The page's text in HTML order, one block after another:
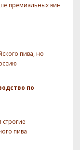
премиальных вин
пива, но
по
пива